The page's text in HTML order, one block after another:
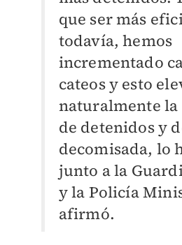
que ser más
todavía, hemos
incrementado
cateos y esto
naturalmente
de detenidos y
decomisada, lo
junto a la
y la Policía
afirmó.